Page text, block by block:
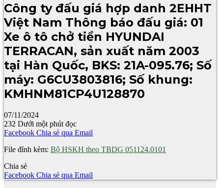
Công ty đấu giá hợp danh 2EHHT
Việt Nam Thông báo đấu giá: 01
Xe ô tô chở tiền HYUNDAI
TERRACAN, sản xuất năm 2003
tại Hàn Quốc, BKS: 21A-095.76; Số
máy: G6CU3803816; Số khung:
KMHNM81CP4U128870
07/11/2024
232 Dưới một phút đọc
Facebook Chia sẻ qua Email
File đính kèm: Bộ HSKH theo TBDG 051124.0101
Chia sẻ
Facebook Chia sẻ qua Email